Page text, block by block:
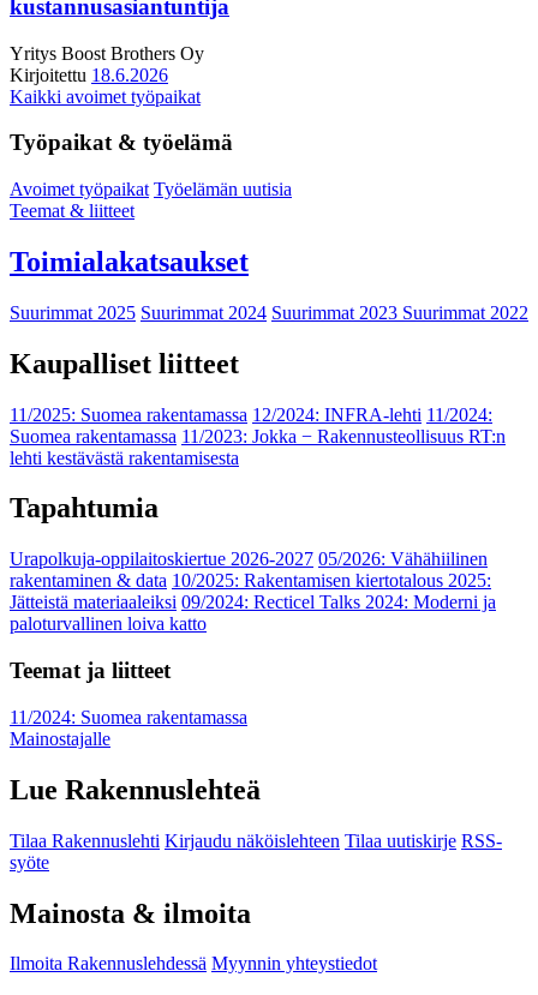
kustannusasiantuntija
Yritys Boost Brothers Oy
Kirjoitettu 18.6.2026
Kaikki avoimet työpaikat
Työpaikat & työelämä
Avoimet työpaikat Työelämän uutisia
Teemat & liitteet
Toimialakatsaukset
Suurimmat 2025 Suurimmat 2024 Suurimmat 2023 Suurimmat 2022
Kaupalliset liitteet
11/2025: Suomea rakentamassa 12/2024: INFRA-lehti 11/2024:
Suomea rakentamassa 11/2023: Jokka − Rakennusteollisuus RT:n
lehti kestävästä rakentamisesta
Tapahtumia
Urapolkuja-oppilaitoskiertue 2026-2027 05/2026: Vähähiilinen
rakentaminen & data 10/2025: Rakentamisen kiertotalous 2025:
Jätteistä materiaaleiksi 09/2024: Recticel Talks 2024: Moderni ja
paloturvallinen loiva katto
Teemat ja liitteet
11/2024: Suomea rakentamassa
Mainostajalle
Lue Rakennuslehteä
Tilaa Rakennuslehti Kirjaudu näköislehteen Tilaa uutiskirje RSS-
syöte
Mainosta & ilmoita
Ilmoita Rakennuslehdessä Myynnin yhteystiedot